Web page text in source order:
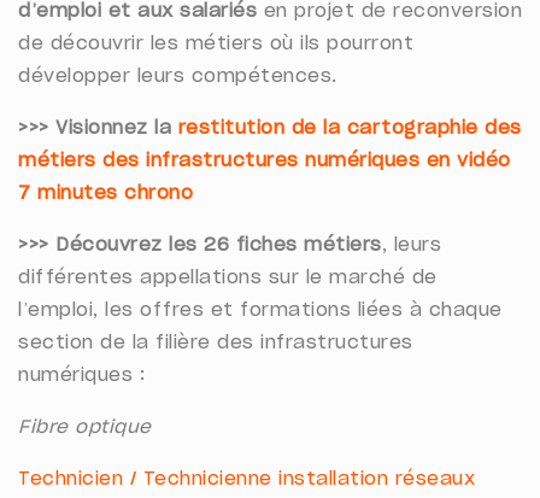
d’emploi et aux salariés en projet de reconversion
de découvrir les métiers où ils pourront
développer leurs compétences.
>>> Visionnez la restitution de la cartographie des
métiers des infrastructures numériques en vidéo
7 minutes chrono
>>> Découvrez les 26 fiches métiers, leurs
différentes appellations sur le marché de
l’emploi, les offres et formations liées à chaque
section de la filière des infrastructures
numériques :
Fibre optique
Technicien / Technicienne installation réseaux